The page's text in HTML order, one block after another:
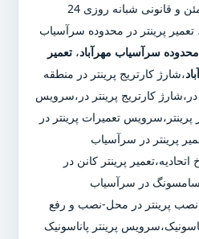
مکان و ارزان تر از همه جا مطمئن و قانونی شبانه روزی 24
پرینتر در محدوده سرآسیاب
محدوده سرآسیاب مهرآباد، تعمیر
،شارژ کارتریج پرینتر در منطقه
در،شارژ کارتریج پرینتر در،سرویس
تعمیرات پرینتر در
پرینتر در سرآسیاب
اتحادیه،تعمیر پرینتر کانن در
سامسونگ در سرآسیاب
پرینتر در محل-نصب و رفع
پرینتر پاناسونیک